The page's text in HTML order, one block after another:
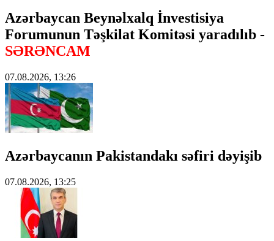
Azərbaycan Beynəlxalq İnvestisiya
Forumunun Təşkilat Komitəsi yaradılıb -
SƏRƏNCAM
07.08.2026, 13:26
Azərbaycanın Pakistandakı səfiri dəyişib
07.08.2026, 13:25